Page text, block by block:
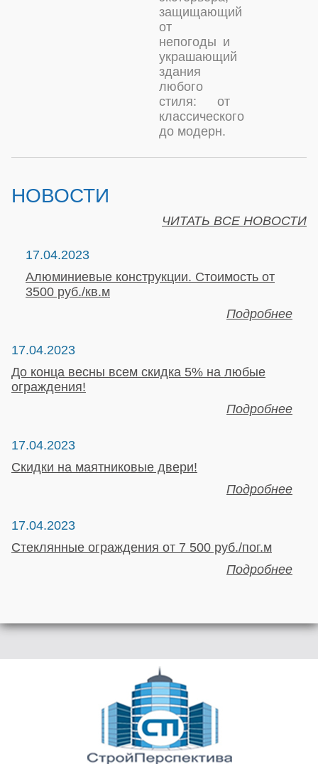
защищающий
от
непогоды и
украшающий
здания
любого
стиля: от
классического
до модерн.
НОВОСТИ
ЧИТАТЬ ВСЕ НОВОСТИ
17.04.2023
Алюминиевые конструкции. Стоимость от
3500 руб./кв.м
Подробнее
17.04.2023
До конца весны всем скидка 5% на любые
ограждения!
Подробнее
17.04.2023
Скидки на маятниковые двери!
Подробнее
17.04.2023
Стеклянные ограждения от 7 500 руб./пог.м
Подробнее